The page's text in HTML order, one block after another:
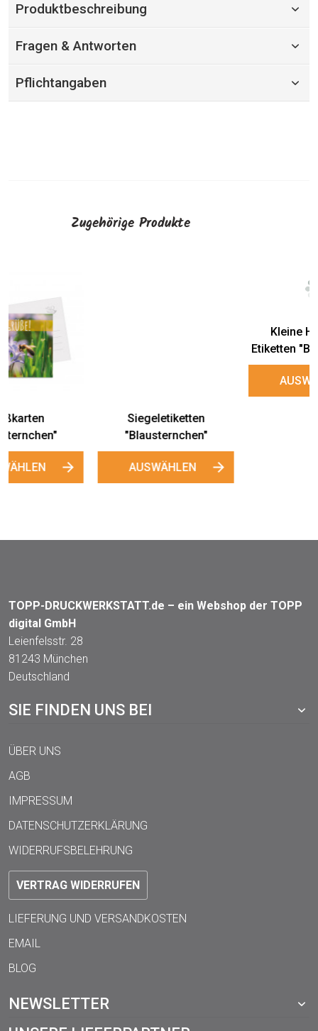
Produktbeschreibung
Fragen & Antworten
Pflichtangaben
Zugehörige Produkte
"Blausternchen"
AUSWÄHLEN
Kleine Honigglas-
Etiketten "Blausternchen"
AUSWÄHLEN
TOPP-DRUCKWERKSTATT.de – ein Webshop der TOPP
digital GmbH
Leienfelsstr. 28
81243 München
Deutschland
SIE FINDEN UNS BEI
ÜBER UNS
AGB
IMPRESSUM
DATENSCHUTZERKLÄRUNG
WIDERRUFSBELEHRUNG
VERTRAG WIDERRUFEN
LIEFERUNG UND VERSANDKOSTEN
EMAIL
BLOG
NEWSLETTER